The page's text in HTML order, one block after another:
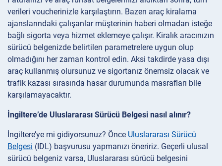
verileri voucherinizle karşılaştırın. Bazen araç kiralama
ajanslarındaki çalışanlar müşterinin haberi olmadan isteğe
bağlı sigorta veya hizmet eklemeye çalışır. Kiralık aracınızın
sürücü belgenizde belirtilen parametrelere uygun olup
olmadığını her zaman kontrol edin. Aksi takdirde yasa dışı
araç kullanmış olursunuz ve sigortanız önemsiz olacak ve
trafik kazası sırasında hasar durumunda masrafları bile
karşılamayacaktır.
İngiltere’de Uluslararası Sürücü Belgesi nasıl alınır?
İngiltere’ye mi gidiyorsunuz? Önce Uluslararası Sürücü
Belgesi (IDL) başvurusu yapmanızı öneririz. Geçerli ulusal
sürücü belgeniz varsa, Uluslararası sürücü belgesini